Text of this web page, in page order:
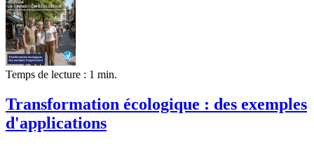
Temps de lecture : 1 min.
Transformation écologique : des exemples
d'applications